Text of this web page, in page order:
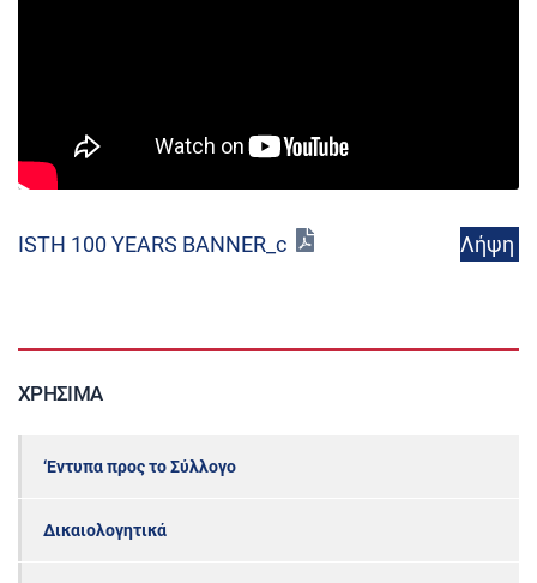
ISTH 100 YEARS BANNER_c Λήψη
ΧΡΉΣΙΜΑ
‘Εντυπα προς το Σύλλογο
Δικαιολογητικά